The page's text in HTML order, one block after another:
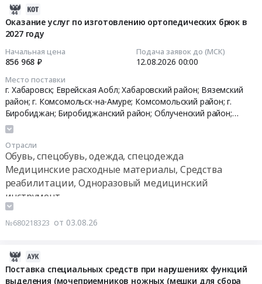
Оказание услуг по изготовлению ортопедических брюк в
2027 году
Начальная цена
856 968 ₽
Подача заявок до (МСК)
12.08.2026 00:00
Место поставки
г. Хабаровск; Еврейская Аобл; Хабаровский район; Вяземский
район; г. Комсомольск-на-Амуре; Комсомольский район; г.
Биробиджан; Биробиджанский район; Облученский район;
Смидовичский район,
Отрасли
Обувь, спецобувь, одежда, спецодежда
Медицинские расходные материалы, Средства
реабилитации, Одноразовый медицинский
инструмент
№680218323 от 03.08.26
Поставка специальных средств при нарушениях функций
выделения (мочеприемников ножных (мешки для сбора